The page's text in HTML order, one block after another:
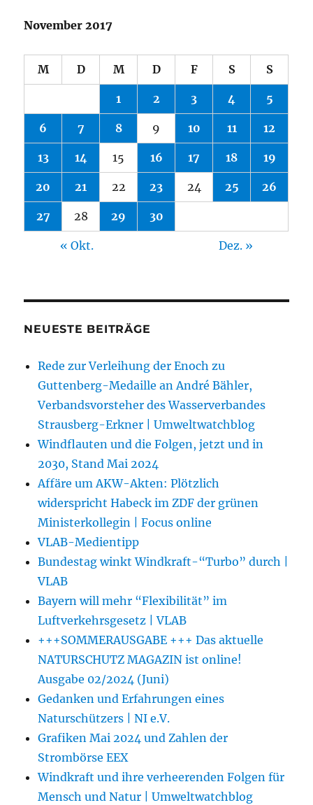
November 2017
M D M D F S S
1 2 3 4 5
6 7 8 9 10 11 12
13 14 15 16 17 18 19
20 21 22 23 24 25 26
27 28 29 30
« Okt. Dez. »
NEUESTE BEITRÄGE
Rede zur Verleihung der Enoch zu
Guttenberg-Medaille an André Bähler,
Verbandsvorsteher des Wasserverbandes
Strausberg-Erkner | Umweltwatchblog
Windflauten und die Folgen, jetzt und in
2030, Stand Mai 2024
Affäre um AKW-Akten: Plötzlich
widerspricht Habeck im ZDF der grünen
Ministerkollegin | Focus online
VLAB-Medientipp
Bundestag winkt Windkraft-“Turbo” durch |
VLAB
Bayern will mehr “Flexibilität” im
Luftverkehrsgesetz | VLAB
+++SOMMERAUSGABE +++ Das aktuelle
NATURSCHUTZ MAGAZIN ist online!
Ausgabe 02/2024 (Juni)
Gedanken und Erfahrungen eines
Naturschützers | NI e.V.
Grafiken Mai 2024 und Zahlen der
Strombörse EEX
Windkraft und ihre verheerenden Folgen für
Mensch und Natur | Umweltwatchblog